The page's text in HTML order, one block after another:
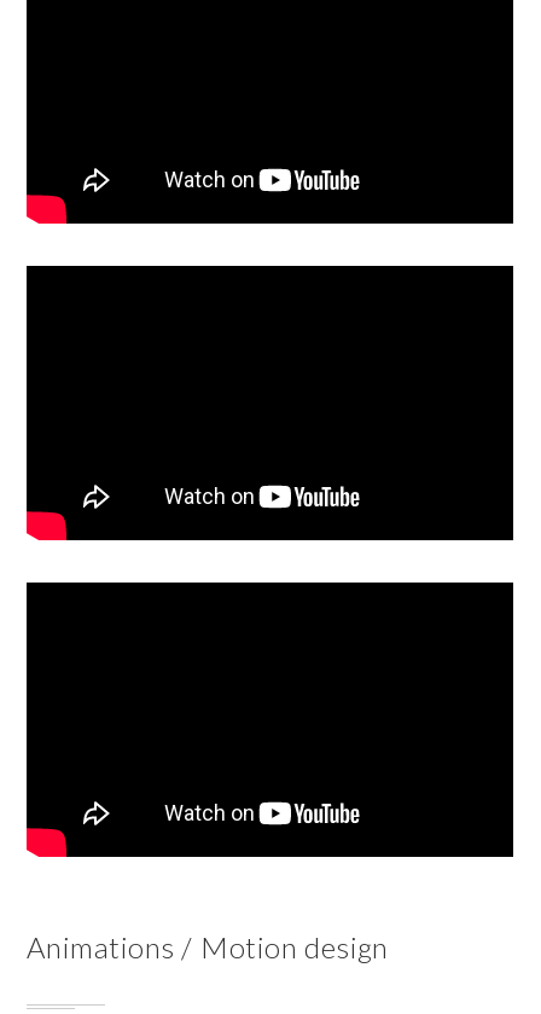
Animations / Motion design